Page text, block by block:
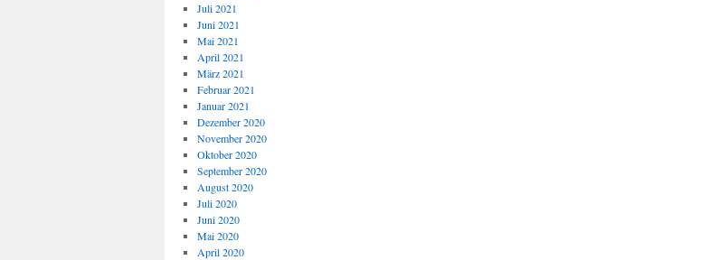
Juli 2021
Juni 2021
Mai 2021
April 2021
März 2021
Februar 2021
Januar 2021
Dezember 2020
November 2020
Oktober 2020
September 2020
August 2020
Juli 2020
Juni 2020
Mai 2020
April 2020